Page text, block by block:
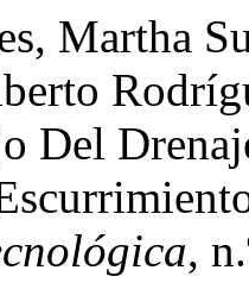
Martha
Del
,